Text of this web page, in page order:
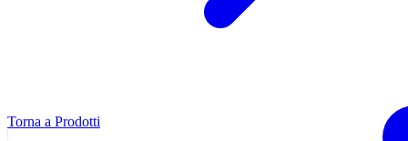
Torna a Prodotti